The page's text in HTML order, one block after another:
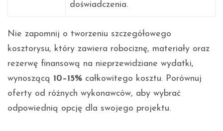
doświadczenia.
Nie zapomnij o tworzeniu szczegółowego
kosztorysu, który zawiera robociznę, materiały oraz
rezerwę finansową na nieprzewidziane wydatki,
wynoszącą 10–15% całkowitego kosztu. Porównuj
oferty od różnych wykonawców, aby wybrać
odpowiednią opcję dla swojego projektu.